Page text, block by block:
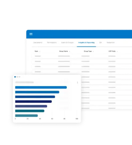
Informazioni
Italiano
English
简体中文
繁體中文
RICHIEDI UNA
RICHIEDI UN